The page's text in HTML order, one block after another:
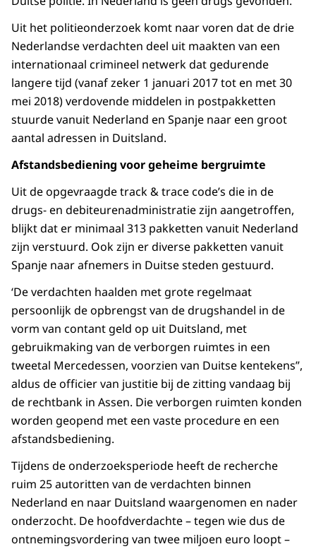
Uit het politieonderzoek komt naar voren dat de drie
Nederlandse verdachten deel uit maakten van een
internationaal crimineel netwerk dat gedurende
langere tijd (vanaf zeker 1 januari 2017 tot en met 30
mei 2018) verdovende middelen in postpakketten
stuurde vanuit Nederland en Spanje naar een groot
aantal adressen in Duitsland.
Afstandsbediening voor geheime bergruimte
Uit de opgevraagde track & trace code’s die in de
drugs- en debiteurenadministratie zijn aangetroffen,
blijkt dat er minimaal 313 pakketten vanuit Nederland
zijn verstuurd. Ook zijn er diverse pakketten vanuit
Spanje naar afnemers in Duitse steden gestuurd.
‘De verdachten haalden met grote regelmaat
persoonlijk de opbrengst van de drugshandel in de
vorm van contant geld op uit Duitsland, met
gebruikmaking van de verborgen ruimtes in een
tweetal Mercedessen, voorzien van Duitse kentekens”,
aldus de officier van justitie bij de zitting vandaag bij
de rechtbank in Assen. Die verborgen ruimten konden
worden geopend met een vaste procedure en een
afstandsbediening.
Tijdens de onderzoeksperiode heeft de recherche
ruim 25 autoritten van de verdachten binnen
Nederland en naar Duitsland waargenomen en nader
onderzocht. De hoofdverdachte – tegen wie dus de
ontnemingsvordering van twee miljoen euro loopt –